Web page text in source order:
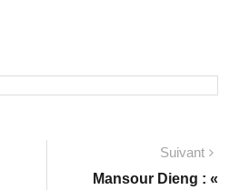
Suivant
Mansour Dieng : «